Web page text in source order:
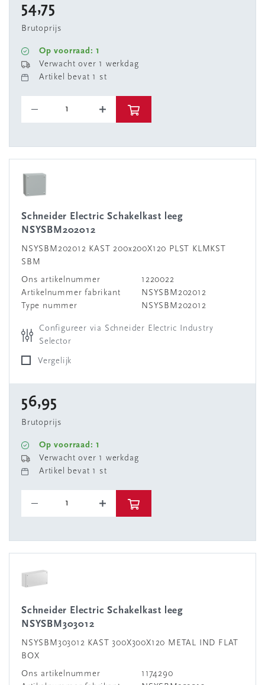
54,75
Brutoprijs
Op voorraad: 1
Verwacht over 1 werkdag
Artikel bevat 1 st
Schneider Electric Schakelkast leeg
NSYSBM202012
NSYSBM202012 KAST 200x200X120 PLST KLMKST
SBM
Ons artikelnummer
1220022
Artikelnummer fabrikant
NSYSBM202012
Type nummer
NSYSBM202012
Configureer via Schneider Electric Industry
Selector
Vergelijk
56,95
Brutoprijs
Op voorraad: 1
Verwacht over 1 werkdag
Artikel bevat 1 st
Schneider Electric Schakelkast leeg
NSYSBM303012
NSYSBM303012 KAST 300X300X120 METAL IND FLAT
BOX
Ons artikelnummer
1174290